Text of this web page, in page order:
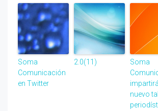
Soma
Comunicación
en Twitter
2.0(11)
Soma
nuevo